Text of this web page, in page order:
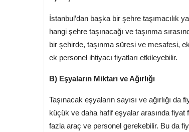
İstanbul’dan başka bir şehre taşımacılık
hangi şehre taşınacağı ve taşınma
bir şehirde, taşınma süresi ve mesafesi,
ek personel ihtiyacı fiyatları etkileyebilir.
B) Eşyaların Miktarı ve Ağırlığı
Taşınacak eşyaların sayısı ve ağırlığı
küçük ve daha hafif eşyalar arasında fiyat
fazla araç ve personel gerekebilir. Bu da